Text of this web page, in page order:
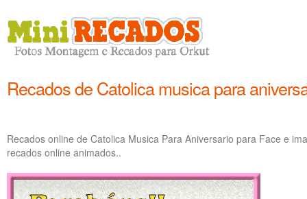
Recados de Catolica musica para
Recados online de Catolica Musica Para Aniversario para Face e
recados online animados..